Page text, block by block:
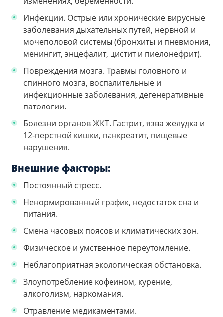
Инфекции. Острые или хронические вирусные
заболевания дыхательных путей, нервной и
мочеполовой системы (бронхиты и пневмония,
менингит, энцефалит, цистит и пиелонефрит).
Повреждения мозга. Травмы головного и
спинного мозга, воспалительные и
инфекционные заболевания, дегенеративные
патологии.
Болезни органов ЖКТ. Гастрит, язва желудка и
12-перстной кишки, панкреатит, пищевые
нарушения.
Внешние факторы:
Постоянный стресс.
Ненормированный график, недостаток сна и
питания.
Смена часовых поясов и климатических зон.
Физическое и умственное переутомление.
Неблагоприятная экологическая обстановка.
Злоупотребление кофеином, курение,
алкоголизм, наркомания.
Отравление медикаментами.